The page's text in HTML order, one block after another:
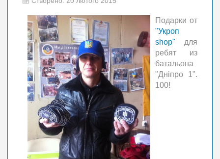
Подарки от
"Укроп
shop" для
ребят из
батальона
"Дніпро 1".
100!